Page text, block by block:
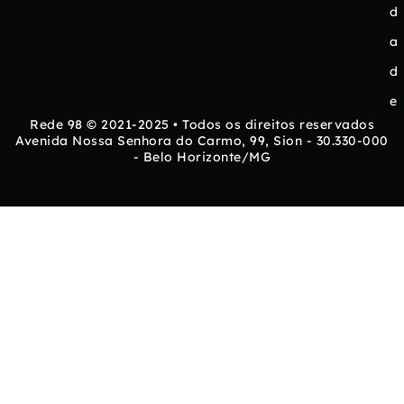
d
a
d
e
Rede 98 © 2021-2025 • Todos os direitos reservados
Avenida Nossa Senhora do Carmo, 99, Sion - 30.330-000
- Belo Horizonte/MG